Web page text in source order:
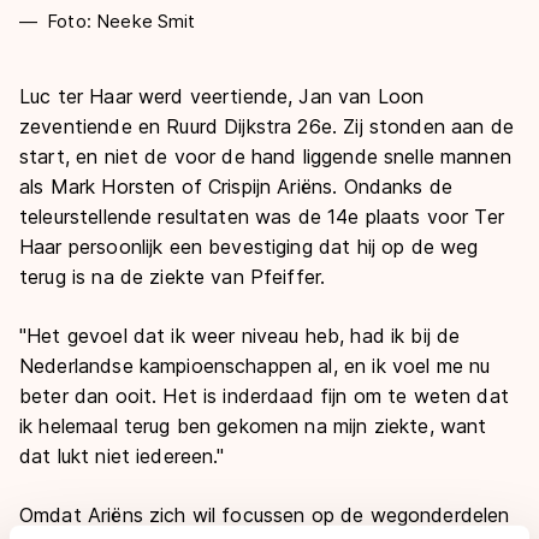
Foto: Neeke Smit
Luc ter Haar werd veertiende, Jan van Loon
zeventiende en Ruurd Dijkstra 26e. Zij stonden aan de
start, en niet de voor de hand liggende snelle mannen
als Mark Horsten of Crispijn Ariëns. Ondanks de
teleurstellende resultaten was de 14e plaats voor Ter
Haar persoonlijk een bevestiging dat hij op de weg
terug is na de ziekte van Pfeiffer.
"Het gevoel dat ik weer niveau heb, had ik bij de
Nederlandse kampioenschappen al, en ik voel me nu
beter dan ooit. Het is inderdaad fijn om te weten dat
ik helemaal terug ben gekomen na mijn ziekte, want
dat lukt niet iedereen."
Omdat Ariëns zich wil focussen op de wegonderdelen